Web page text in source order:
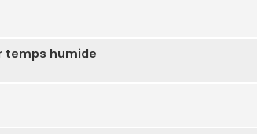
temps humide